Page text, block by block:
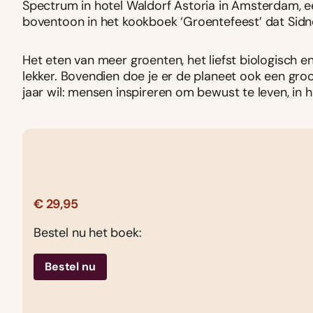
Spectrum in hotel Waldorf Astoria in Amsterdam,
boventoon in het kookboek ‘Groentefeest’ dat
Het eten van meer groenten, het liefst biologisch
lekker. Bovendien doe je er de planeet ook een
jaar wil: mensen inspireren om bewust te leven, in
€ 29,95
Bestel nu het boek:
Bestel nu